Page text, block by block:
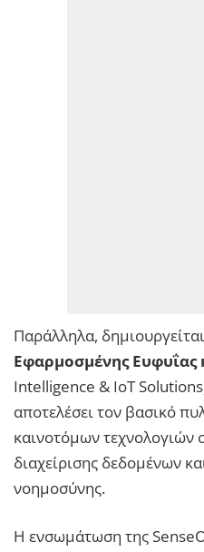
Παράλληλα,
Εφαρμοσμένης Ευφυΐας
Intelligence & IoT
αποτελέσει τον βασικό
καινοτόμων τεχνολογιών
διαχείρισης δεδομένων
νοημοσύνης.
Η ενσωμάτωση της